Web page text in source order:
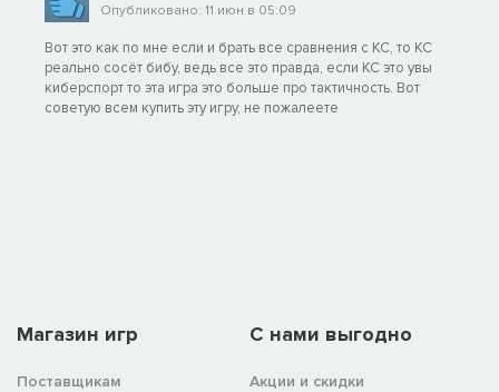
Опубликовано: 11 июн в 05:09
Вот это как по мне если и брать все сравнения с КС, то КС
реально сосёт бибу, ведь все это правда, если КС это увы
киберспорт то эта игра это больше про тактичность. Вот
советую всем купить эту игру, не пожалеете
Магазин игр
Поставщикам
C нами выгодно
Акции и скидки